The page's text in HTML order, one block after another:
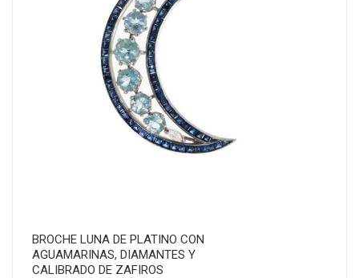
BROCHE LUNA DE PLATINO CON
AGUAMARINAS, DIAMANTES Y
CALIBRADO DE ZAFIROS